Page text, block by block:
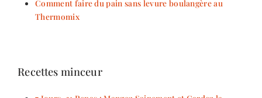
Comment faire du pain sans levure boulangère au
Thermomix
Recettes minceur